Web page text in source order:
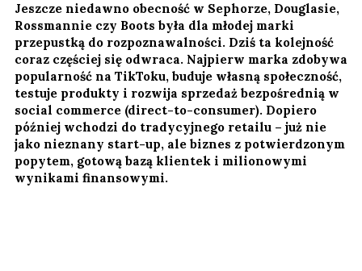
Jeszcze niedawno obecność w Sephorze, Douglasie,
Rossmannie czy Boots była dla młodej marki
przepustką do rozpoznawalności. Dziś ta kolejność
coraz częściej się odwraca. Najpierw marka zdobywa
popularność na TikToku, buduje własną społeczność,
testuje produkty i rozwija sprzedaż bezpośrednią w
social commerce (direct-to-consumer). Dopiero
później wchodzi do tradycyjnego retailu – już nie
jako nieznany start-up, ale biznes z potwierdzonym
popytem, gotową bazą klientek i milionowymi
wynikami finansowymi.